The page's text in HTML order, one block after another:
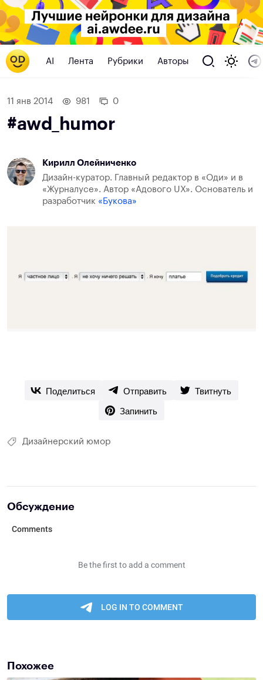
AI Лента Рубрики Авторы
11 янв 2014 981 0
#awd_humor
Кирилл Олейниченко
Дизайн-куратор. Главный редактор в «Оди» и в
«Журналусе». Автор «Адового UX». Основатель и
разработчик «Букова»
Поделиться Отправить
Твитнуть
Запинить
Дизайнерский юмор
Обсуждение
Похожее